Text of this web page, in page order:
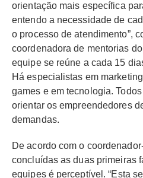
orientação mais específica
entendo a necessidade de
o processo de atendimento”,
coordenadora de mentorias
equipe se reúne a cada 15
Há especialistas em
games e em tecnologia.
orientar os empreendedores
demandas.
De acordo com o
concluídas as duas primeiras
equipes é perceptível. “Esta